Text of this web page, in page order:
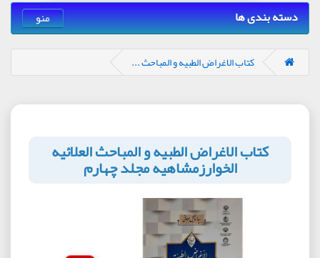
دسته بندی ها منو
کتاب الاغراض الطبیه و المباحث ...
کتاب الاغراض الطبیه و المباحث العلائیه
الخوارزمشاهیه مجلد چهارم